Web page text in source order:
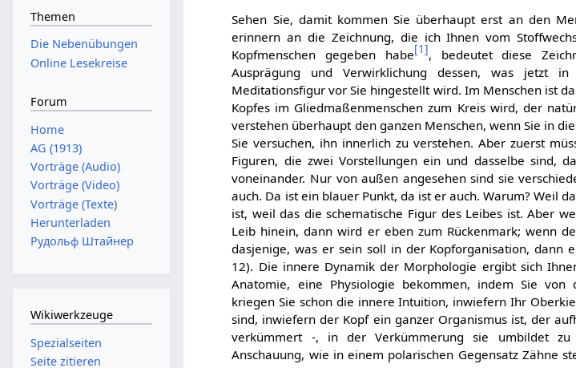
Sehen Sie, damit kommen Sie überhaupt erst an den
erinnern an die Zeichnung, die ich Ihnen vom
Kopfmenschen gegeben habe[1], bedeutet diese
Ausprägung und Verwirklichung dessen, was jetzt
Meditationsfigur vor Sie hingestellt wird. Im Menschen ist
Kopfes im Gliedmaßenmenschen zum Kreis wird, der
verstehen überhaupt den ganzen Menschen, wenn Sie in
Sie versuchen, ihn innerlich zu verstehen. Aber zuerst
Figuren, die zwei Vorstellungen ein und dasselbe sind,
voneinander. Nur von außen angesehen sind sie
auch. Da ist ein blauer Punkt, da ist er auch. Warum? Weil
ist, weil das die schematische Figur des Leibes ist. Aber
Leib hinein, dann wird er eben zum Rückenmark; wenn
dasjenige, was er sein soll in der Kopforganisation, dann
12). Die innere Dynamik der Morphologie ergibt sich
Anatomie, eine Physiologie bekommen, indem Sie von
kriegen Sie schon die innere Intuition, inwiefern Ihr
sind, inwiefern der Kopf ein ganzer Organismus ist, der
verkümmert -, in der Verkümmerung sie umbildet
Anschauung, wie in einem polarischen Gegensatz Zähne
Themen
Die Nebenübungen
Online Lesekreise
Forum
Home
AG (1913)
Vorträge (Audio)
Vorträge (Video)
Vorträge (Texte)
Herunterladen
Рудольф Штайнер
Wikiwerkzeuge
Spezialseiten
Seite zitieren